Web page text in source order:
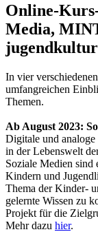
Online-
Media,
In vier
umfangreichen
Themen.
Ab August 2023:
Digitale und
in der Lebenswelt
Soziale Medien
Kindern und
Thema der Kinder-
gelernte Wissen zu
Projekt für die
Mehr dazu hier.